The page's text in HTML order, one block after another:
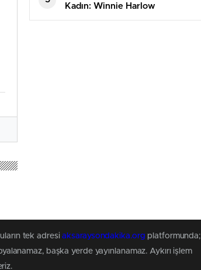
Kadın: Winnie Harlow
tek adresiaksaraysondakika.org platformunda;
başka yerde yayınlanamaz. Aykırı işlem